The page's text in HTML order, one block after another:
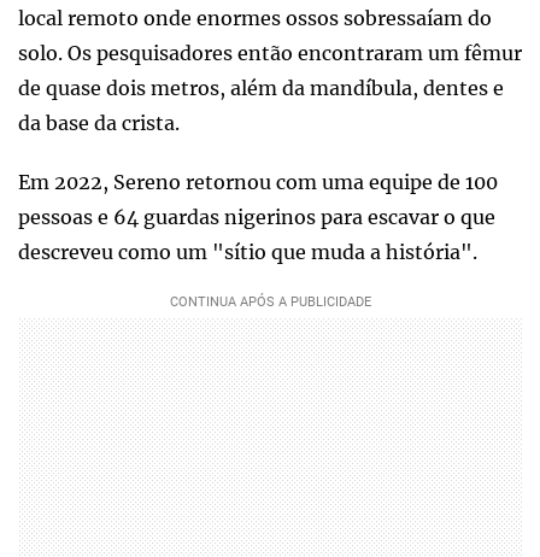
local remoto onde enormes ossos sobressaíam do
solo. Os pesquisadores então encontraram um fêmur
de quase dois metros, além da mandíbula, dentes e
da base da crista.
Em 2022, Sereno retornou com uma equipe de 100
pessoas e 64 guardas nigerinos para escavar o que
descreveu como um "sítio que muda a história".